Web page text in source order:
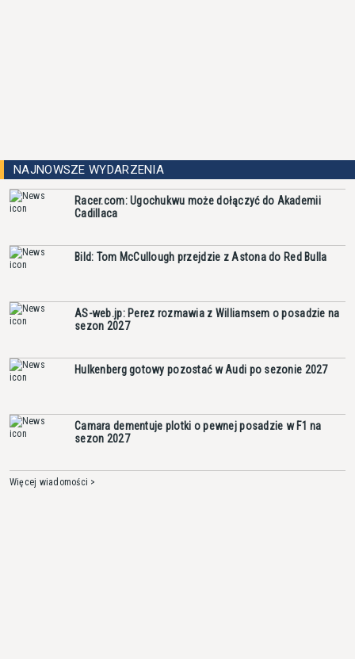
NAJNOWSZE WYDARZENIA
Racer.com: Ugochukwu może dołączyć do Akademii
Cadillaca
Bild: Tom McCullough przejdzie z Astona do Red Bulla
AS-web.jp: Perez rozmawia z Williamsem o posadzie na
sezon 2027
Hulkenberg gotowy pozostać w Audi po sezonie 2027
Camara dementuje plotki o pewnej posadzie w F1 na
sezon 2027
Więcej wiadomości >